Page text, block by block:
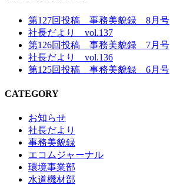
第127回投稿 事務美貌録 8月号
社長だより vol.137
第126回投稿 事務美貌録 7月号
社長だより vol.136
第125回投稿 事務美貌録 6月号
CATEGORY
お知らせ
社長だより
事務美貌録
エコムジャーナル
環境事業部
水道機材部